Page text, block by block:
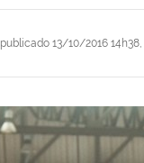
publicado13/10/2016 14h38,